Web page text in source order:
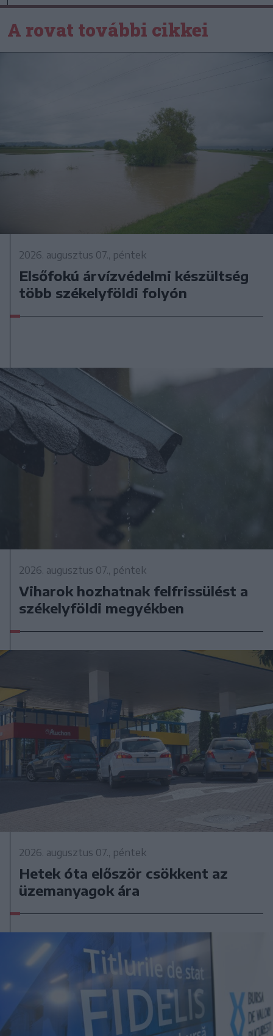
A rovat további cikkei
2026. augusztus 07., péntek
Elsőfokú árvízvédelmi készültség
több székelyföldi folyón
2026. augusztus 07., péntek
Viharok hozhatnak felfrissülést a
székelyföldi megyékben
2026. augusztus 07., péntek
Hetek óta először csökkent az
üzemanyagok ára